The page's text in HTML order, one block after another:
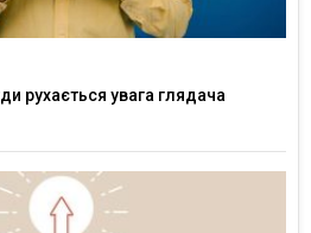
рухається увага глядача